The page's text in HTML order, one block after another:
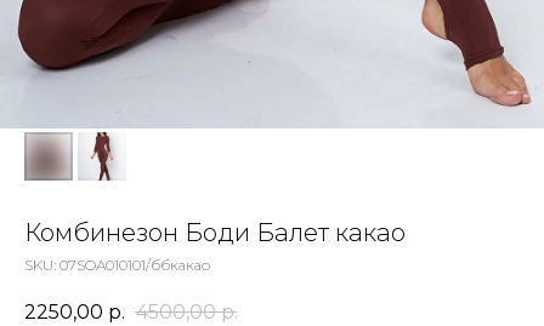
Комбинезон Боди Балет какао
SKU: 07SOA010101/ббкакао
2250,00 р. 4500,00 р.